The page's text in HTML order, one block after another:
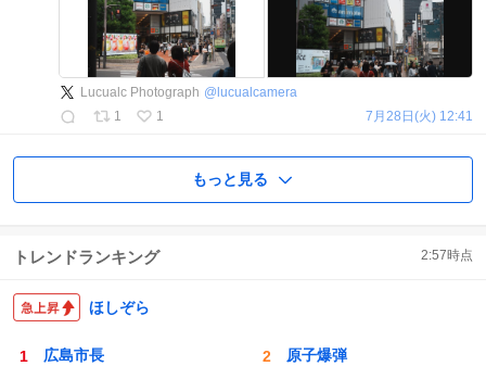
Lucualc Photograph @ lucualcamera
1
1 7月28日(火) 12:41
もっと見る
トレンドランキング 2:57時点
ほしぞら
広島市長 原子爆弾